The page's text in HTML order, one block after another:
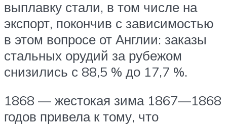
выплавку стали, в том числе на
экспорт, покончив с зависимостью
в этом вопросе от Англии: заказы
стальных орудий за рубежом
снизились с 88,5 % до 17,7 %.
1868 — жестокая зима 1867—1868
годов привела к тому, что